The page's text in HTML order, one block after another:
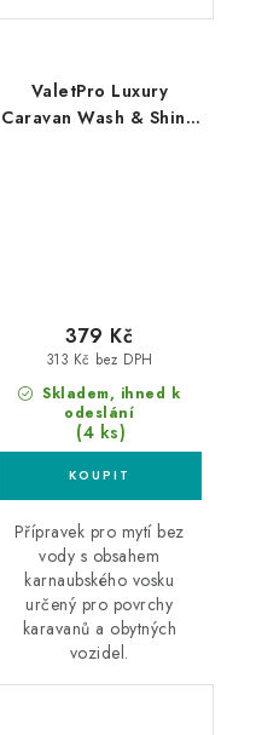
ValetPro Luxury
Caravan Wash & Shine
Skladem, ihned k
odeslání
(4 ks)
313 Kč bez DPH
379 Kč
Přípravek pro mytí bez
vody s obsahem
karnaubského vosku
určený pro povrchy
karavanů a obytných
vozidel.